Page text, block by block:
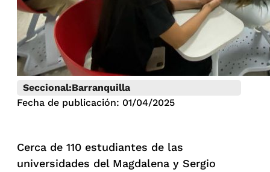
Seccional:Barranquilla
Fecha de publicación: 01/04/2025
Cerca de 110 estudiantes de las
universidades del Magdalena y Sergio